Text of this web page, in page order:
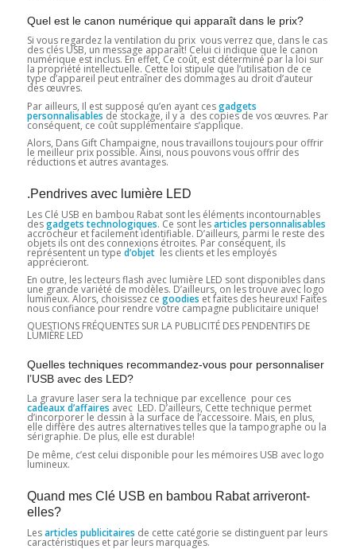
Quel est le canon numérique qui apparaît dans le prix?
Si vous regardez la ventilation du prix vous verrez que, dans le cas
des clés USB, un message apparaît! Celui ci indique que le canon
numérique est inclus. En effet, Ce coût, est déterminé par la loi sur
la propriété intellectuelle. Cette loi stipule que l’utilisation de ce
type d’appareil peut entraîner des dommages au droit d’auteur
des œuvres.
Par ailleurs, Il est supposé qu’en ayant cesgadgets
personnalisables de stockage, il y a des copies de vos œuvres. Par
conséquent, ce coût supplémentaire s’applique.
Alors, Dans Gift Champaigne, nous travaillons toujours pour offrir
le meilleur prix possible. Ainsi, nous pouvons vous offrir des
réductions et autres avantages.
.Pendrives avec lumière LED
Les Clé USB en bambou Rabat sont les éléments incontournables
desgadgets technologiques. Ce sont lesarticles personnalisables
accrocheur et facilement identifiable. D’ailleurs, parmi le reste des
objets ils ont des connexions étroites. Par conséquent, ils
représentent un type d’objetles clients et les employés
apprécieront.
En outre, les lecteurs flash avec lumière LED sont disponibles dans
une grande variété de modèles. D’ailleurs, on les trouve avec logo
lumineux. Alors, choisissez ce goodies et faites des heureux! Faites
nous confiance pour rendre votre campagne publicitaire unique!
QUESTIONS FRÉQUENTES SUR LA PUBLICITÉ DES PENDENTIFS DE
LUMIÈRE LED
Quelles techniques recommandez-vous pour personnaliser
l’USB avec des LED?
La gravure laser sera la technique par excellence pour ces
cadeaux d’affaires avec LED. D’ailleurs, Cette technique permet
d’incorporer le dessin à la surface de l’accessoire. Mais, en plus,
elle diffère des autres alternatives telles que la tampographe ou la
sérigraphie. De plus, elle est durable!
De même, c’est celui disponible pour les mémoires USB avec logo
lumineux.
Quand mes Clé USB en bambou Rabat arriveront-
elles?
Lesarticles publicitaires de cette catégorie se distinguent par leurs
caractéristiques et par leurs marquages.